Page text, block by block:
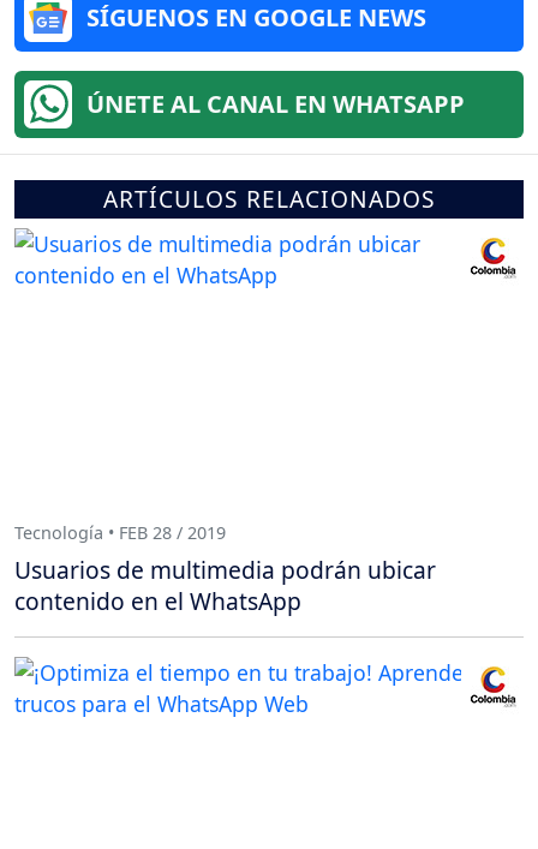
SÍGUENOS EN GOOGLE NEWS
ÚNETE AL CANAL EN WHATSAPP
ARTÍCULOS RELACIONADOS
Tecnología • FEB 28 / 2019
Usuarios de multimedia podrán ubicar
contenido en el WhatsApp